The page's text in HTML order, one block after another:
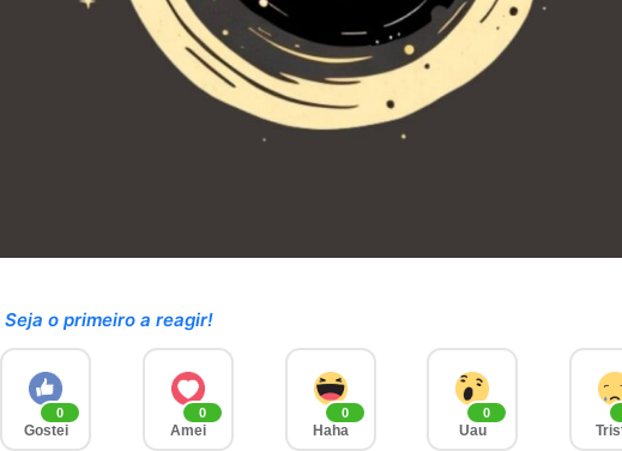
Seja o primeiro a reagir!
0
Gostei
0
Amei
0
Haha
0
Uau